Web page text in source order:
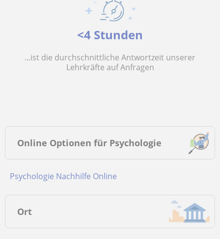
<4 Stunden
...ist die durchschnittliche Antwortzeit unserer
Lehrkräfte auf Anfragen
Online Optionen für Psychologie
Psychologie Nachhilfe Online
Ort